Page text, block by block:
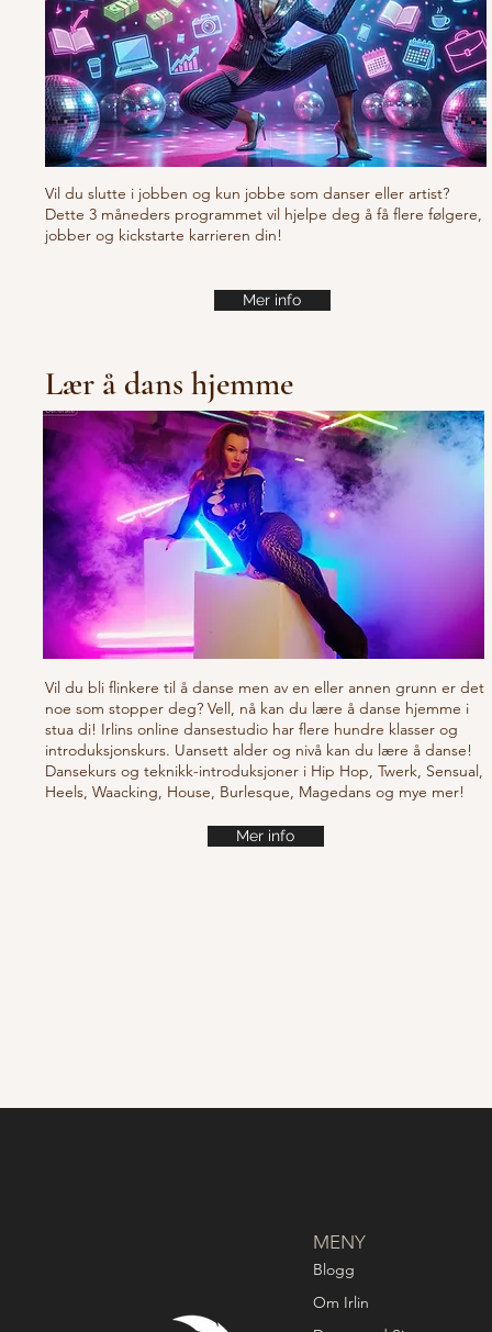
Vil du slutte i jobben og kun jobbe som danser eller artist?
Dette 3 måneders programmet vil hjelpe deg å få flere følgere,
jobber og kickstarte karrieren din!
Mer info
Lær å dans hjemme
Vil du bli flinkere til å danse men av en eller annen grunn er det
noe som stopper deg? Vell, nå kan du lære å danse hjemme i
stua di! Irlins online dansestudio har flere hundre klasser og
introduksjonskurs. Uansett alder og nivå kan du lære å danse!
Dansekurs og teknikk-introduksjoner i Hip Hop, Twerk, Sensual,
Heels, Waacking, House, Burlesque, Magedans og mye mer!
Mer info
MENY
Blogg
Om Irlin